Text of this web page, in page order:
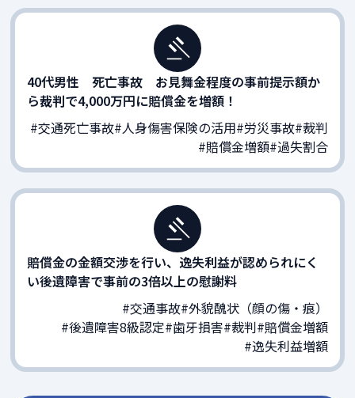
40代男性 死亡事故 お見舞金程度の事前提示額か
ら裁判で4,000万円に賠償金を増額！
#交通死亡事故#人身傷害保険の活用#労災事故#裁判
#賠償金増額#過失割合
賠償金の金額交渉を行い、逸失利益が認められにく
い後遺障害で事前の3倍以上の慰謝料
#交通事故#外貌醜状（顔の傷・痕）
#後遺障害8級認定#歯牙損害#裁判#賠償金増額
#逸失利益増額